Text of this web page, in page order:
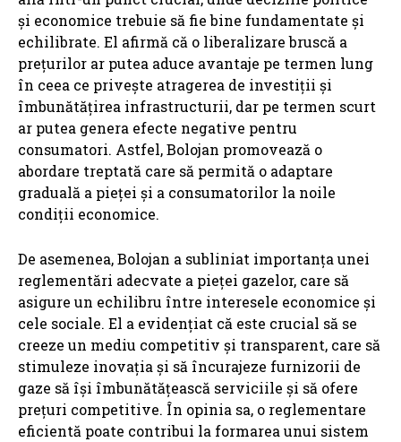
și economice trebuie să fie bine fundamentate și
echilibrate. El afirmă că o liberalizare bruscă a
prețurilor ar putea aduce avantaje pe termen lung
în ceea ce privește atragerea de investiții și
îmbunătățirea infrastructurii, dar pe termen scurt
ar putea genera efecte negative pentru
consumatori. Astfel, Bolojan promovează o
abordare treptată care să permită o adaptare
graduală a pieței și a consumatorilor la noile
condiții economice.
De asemenea, Bolojan a subliniat importanța unei
reglementări adecvate a pieței gazelor, care să
asigure un echilibru între interesele economice și
cele sociale. El a evidențiat că este crucial să se
creeze un mediu competitiv și transparent, care să
stimuleze inovația și să încurajeze furnizorii de
gaze să își îmbunătățească serviciile și să ofere
prețuri competitive. În opinia sa, o reglementare
eficientă poate contribui la formarea unui sistem